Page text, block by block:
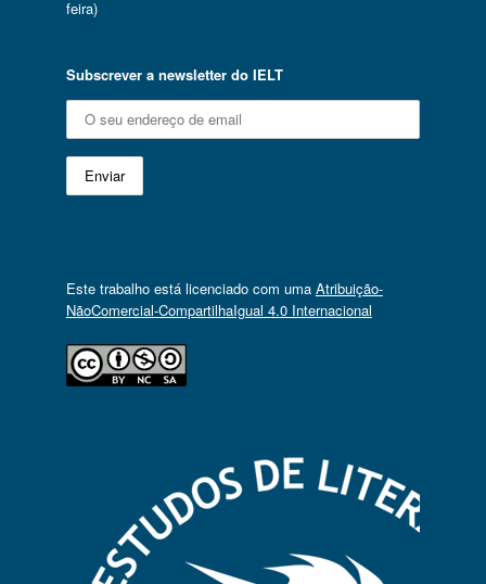
feira)
Subscrever a newsletter do IELT
Este trabalho está licenciado com uma Atribuição-
NãoComercial-CompartilhaIgual 4.0 Internacional